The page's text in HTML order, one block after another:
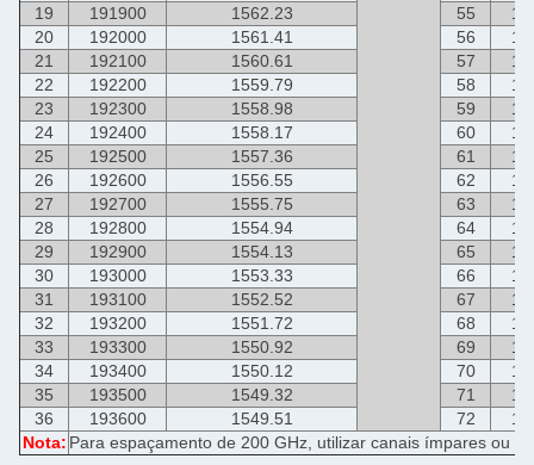
19
191900 1562.23 55
20
192000 1561.41 56
21
192100 1560.61 57
22
192200 1559.79 58
23
192300 1558.98 59
24
192400 1558.17 60
25
192500 1557.36 61
26
192600 1556.55 62
27
192700 1555.75 63
28
192800 1554.94 64
29
192900 1554.13 65
30
193000 1553.33 66
31
193100 1552.52 67
32
193200 1551.72 68
33
193300 1550.92 69
34
193400 1550.12 70
35
193500 1549.32 71
36
193600 1549.51 72
Nota: Para espaçamento de 200 GHz, utilizar canais ímpares ou